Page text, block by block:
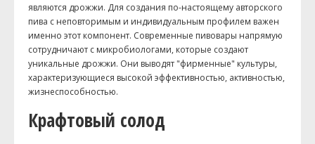
являются дрожжи. Для создания по-настоящему авторского
пива с неповторимым и индивидуальным профилем важен
именно этот компонент. Современные пивовары напрямую
сотрудничают с микробиологами, которые создают
уникальные дрожжи. Они выводят "фирменные" культуры,
характеризующиеся высокой эффективностью, активностью,
жизнеспособностью.
Крафтовый солод